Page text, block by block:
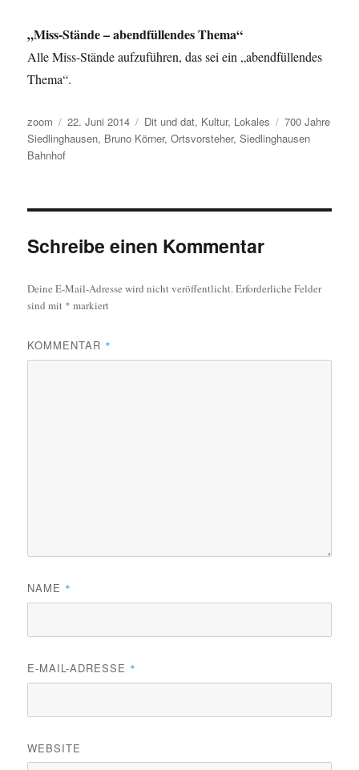
„Miss-Stände – abendfüllendes Thema“
Alle Miss-Stände aufzuführen, das sei ein „abendfüllendes
Thema“.
Autor
zoom
Veröffentlicht
am
22. Juni 2014 Kategorien
Dit und dat, Kultur, Lokales Schlagwörter
700 Jahre
Siedlinghausen, Bruno Körner,Ortsvorsteher,Siedlinghausen
Bahnhof
Schreibe einen Kommentar
Deine E-Mail-Adresse wird nicht veröffentlicht.Erforderliche Felder
sind mit * markiert
KOMMENTAR *
NAME *
E-MAIL-ADRESSE *
WEBSITE